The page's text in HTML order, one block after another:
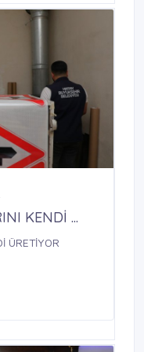
KENDİ ...
ÜRETİYOR